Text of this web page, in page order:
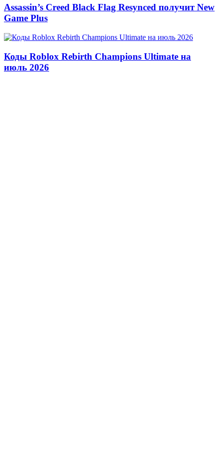
Assassin’s Creed Black Flag Resynced получит New
Game Plus
Коды Roblox Rebirth Champions Ultimate на
июль 2026